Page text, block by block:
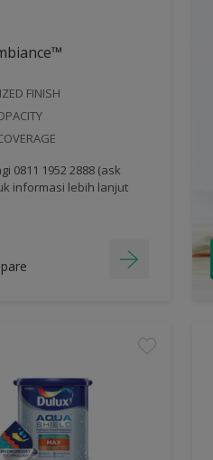
FINISH
0811 1952 2888 (ask
informasi lebih lanjut